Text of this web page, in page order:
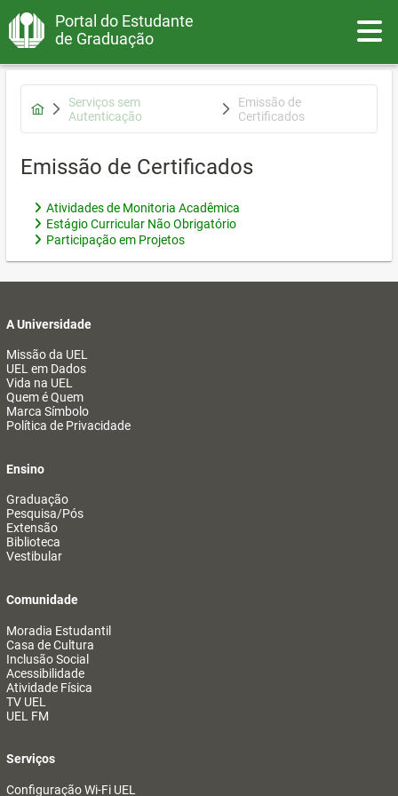
Portal do Estudante
de Graduação
Serviços sem
Autenticação
Emissão de
Certificados
Emissão de Certificados
Atividades de Monitoria Acadêmica
Estágio Curricular Não Obrigatório
Participação em Projetos
A Universidade
Missão da UEL
UEL em Dados
Vida na UEL
Quem é Quem
Marca Símbolo
Política de Privacidade
Ensino
Graduação
Pesquisa/Pós
Extensão
Biblioteca
Vestibular
Comunidade
Moradia Estudantil
Casa de Cultura
Inclusão Social
Acessibilidade
Atividade Física
TV UEL
UEL FM
Serviços
Configuração Wi-Fi UEL